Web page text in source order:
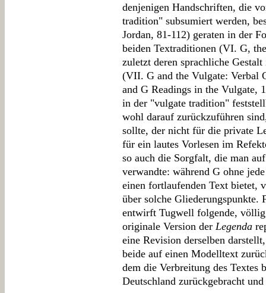
denjenigen Handschriften, die
tradition" subsumiert werden,
Jordan, 81-112) geraten in der
beiden Textraditionen (VI. G,
zuletzt deren sprachliche
(VII. G and the Vulgate: Verbal
and G Readings in the Vulgate,
in der "vulgate tradition"
wohl darauf zurückzuführen
sollte, der nicht für die private
für ein lautes Vorlesen im
so auch die Sorgfalt, die man
verwandte: während G ohne
einen fortlaufenden Text bietet,
über solche Gliederungspunkte.
entwirft Tugwell folgende, völlig
originale Version der Legenda
eine Revision derselben
beide auf einen Modelltext
dem die Verbreitung des Textes
Deutschland zurückgebracht